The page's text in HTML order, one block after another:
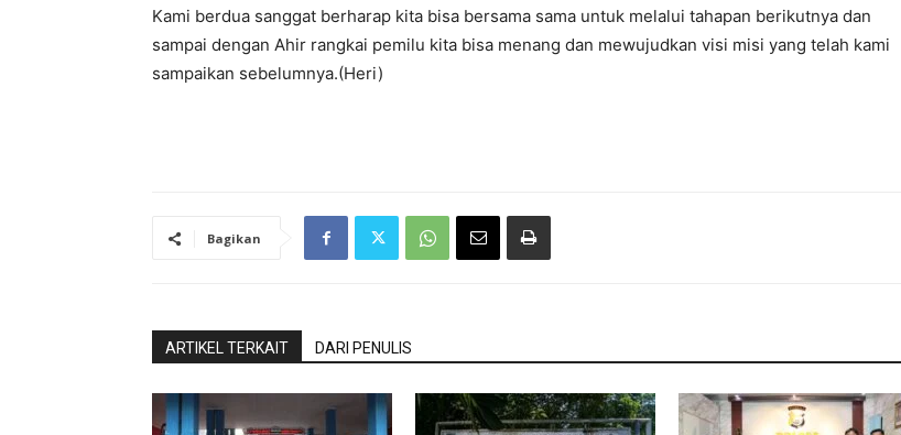
Kami berdua sanggat berharap kita bisa bersama sama untuk melalui tahapan berikutnya dan
sampai dengan Ahir rangkai pemilu kita bisa menang dan mewujudkan visi misi yang telah kami
sampaikan sebelumnya.(Heri)
Bagikan
ARTIKEL TERKAIT DARI PENULIS